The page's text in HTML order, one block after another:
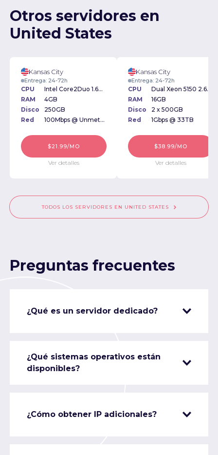
Otros servidores en
United States
Kansas City
Entrega: 24-72h
CPU
Intel Core2Duo 1.6GHz
RAM
4GB
Disco
250GB
Red
100Mbps @ Unmetered
$21.99/MO
Ver detalles
Kansas City
Entrega: 24-72h
CPU
Dual Xeon 5150 2.66Ghz
RAM
16GB
Disco
2 x 500GB
Red
1Gbps @ 33TB
$38.99/MO
Ver detalles
TODOS LOS SERVIDORES EN UNITED STATES
Preguntas frecuentes
¿Qué es un servidor dedicado?
¿Qué sistemas operativos están
disponibles?
¿Cómo obtener IP adicionales?